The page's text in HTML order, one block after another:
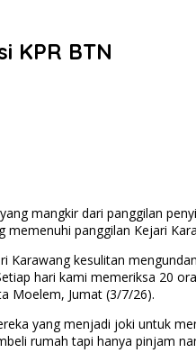
KPR BTN
mangkir dari panggilan
memenuhi panggilan Kejari
kesulitan
hari kami memeriksa 20
Moelem, Jumat (3/7/26).
yang menjadi joki untuk
rumah tapi hanya pinjam